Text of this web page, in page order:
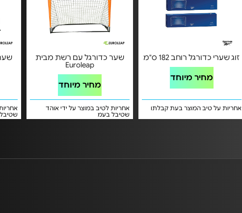
שער כדורגל עם רשת מבית
Euroleap
מחיר מיוחד
אחריות לטיב במוצר על ידי אוהד
שטיבל בעמ
זוג שערי כדורגל רוחב 182 ס"מ
מחיר מיוחד
אחריות על טיב המוצר בעת קבלתו